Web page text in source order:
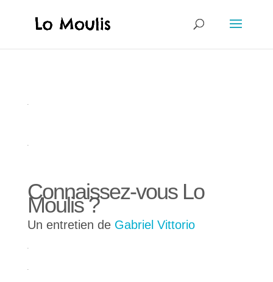
.
.
Connaissez-vous Lo
Moulis ?
Un entretien de Gabriel Vittorio
.
.